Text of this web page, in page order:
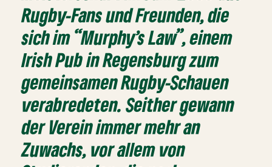
Rugby-Fans und Freunden, die
sich im “Murphy’s Law”, einem
Irish Pub in Regensburg zum
gemeinsamen Rugby-Schauen
verabredeten. Seither gewann
der Verein immer mehr an
Zuwachs, vor allem von